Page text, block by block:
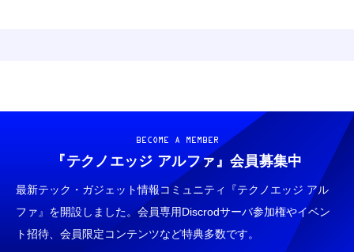
BECOME A MEMBER
『テクノエッジ アルファ』 会員募集中
最新テック・ガジェット情報コミュニティ『テクノエッジ アル
ファ』を開設しました。会員専用Discrodサーバ参加権やイベン
ト招待、会員限定コンテンツなど特典多数です。